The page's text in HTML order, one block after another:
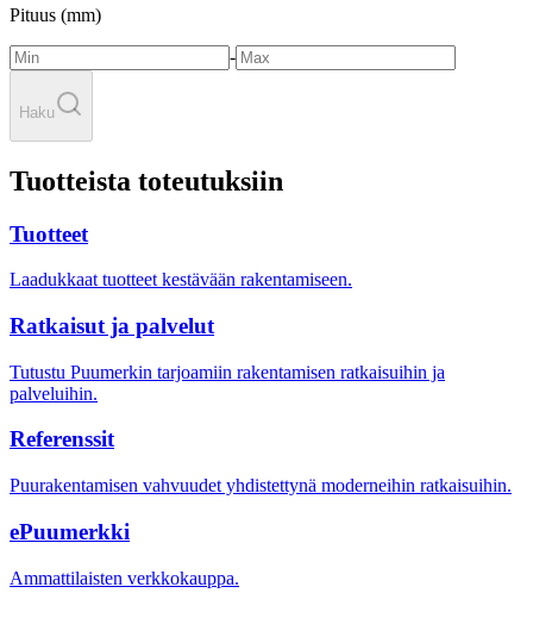
Pituus (mm)
-
Haku
Tuotteista toteutuksiin
Tuotteet
Laadukkaat tuotteet kestävään rakentamiseen.
Ratkaisut ja palvelut
Tutustu Puumerkin tarjoamiin rakentamisen ratkaisuihin ja
palveluihin.
Referenssit
Puurakentamisen vahvuudet yhdistettynä moderneihin ratkaisuihin.
ePuumerkki
Ammattilaisten verkkokauppa.